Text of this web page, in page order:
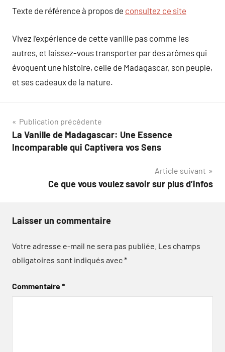
Texte de référence à propos de consultez ce site
Vivez l’expérience de cette vanille pas comme les
autres, et laissez-vous transporter par des arômes qui
évoquent une histoire, celle de Madagascar, son peuple,
et ses cadeaux de la nature.
Navigation
de
Publication précédente
La Vanille de Madagascar: Une Essence
Incomparable qui Captivera vos Sens
Article suivant
Ce que vous voulez savoir sur plus d’infos
Laisser un commentaire
Votre adresse e-mail ne sera pas publiée. Les champs
obligatoires sont indiqués avec*
Commentaire*